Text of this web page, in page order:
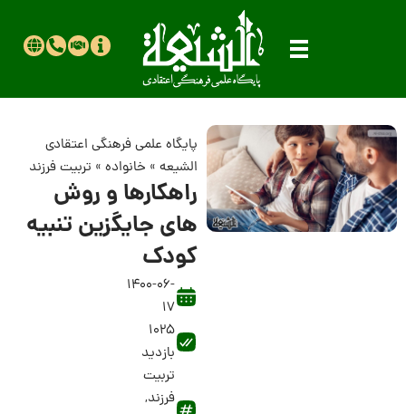
پایگاه علمی فرهنگی اعتقادی
الشیعه» خانواده» تربیت فرزند
راهکارها و روش
های جایگزین تنبیه
کودک
1400-06-
17
1025
بازدید
تربیت
فرزند,